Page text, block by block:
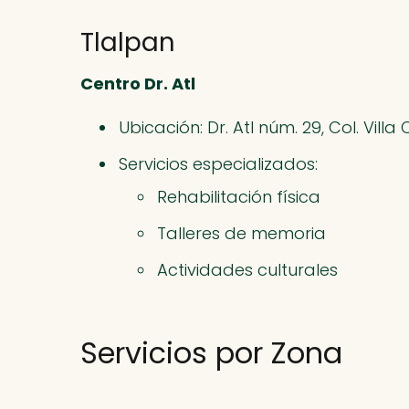
Tlalpan
Centro Dr. Atl
Ubicación: Dr. Atl núm. 29, Col. Villa
Servicios especializados:
Rehabilitación física
Talleres de memoria
Actividades culturales
Servicios por Zona